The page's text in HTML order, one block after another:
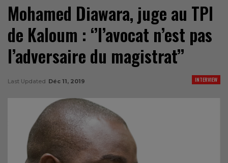
Mohamed Diawara, juge au TPI
de Kaloum : ‘’l’avocat n’est pas
l’adversaire du magistrat’’
INTERVIEW
Last Updated Déc 11, 2019